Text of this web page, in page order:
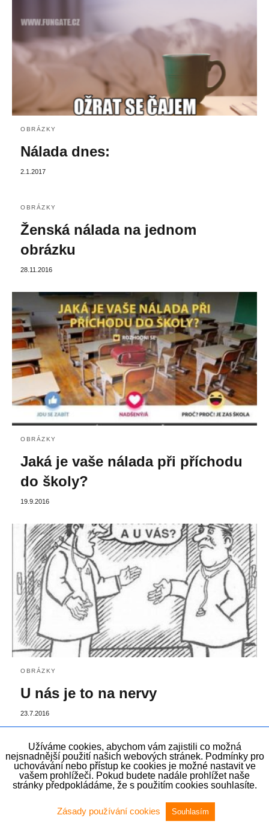
OBRÁZKY
Nálada dnes:
2.1.2017
OBRÁZKY
Ženská nálada na jednom
obrázku
28.11.2016
OBRÁZKY
Jaká je vaše nálada při příchodu
do školy?
19.9.2016
OBRÁZKY
U nás je to na nervy
23.7.2016
Užíváme cookies, abychom vám zajistili co možná
nejsnadnější použití našich webových stránek. Podmínky pro
uchovávání nebo přístup ke cookies je možné nastavit ve
vašem prohlížeči. Pokud budete nadále prohlížet naše
stránky předpokládáme, že s použitím cookies souhlasíte.
Zásady používání cookies Souhlasím